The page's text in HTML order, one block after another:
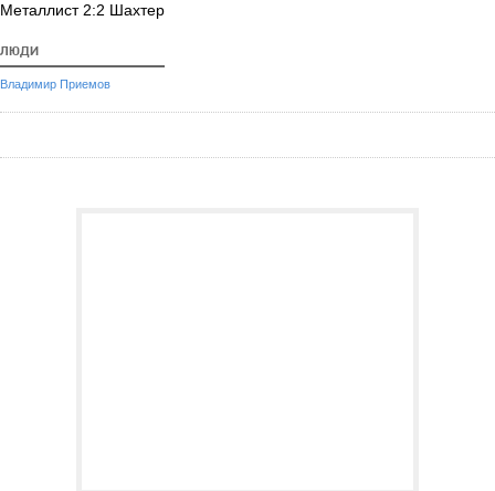
Металлист 2:2 Шахтер
ЛЮДИ
Владимир Приемов